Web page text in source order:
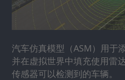
汽车仿真模型（ASM）用于
并在虚拟世界中填充使用雷
传感器可以检测到的车辆。